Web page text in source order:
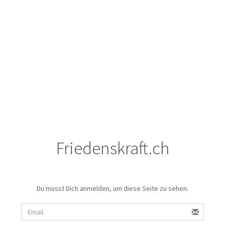
Friedenskraft.ch
Du musst Dich anmelden, um diese Seite zu sehen.